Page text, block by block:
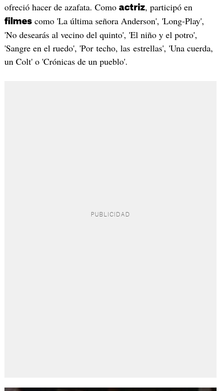
ofreció hacer de azafata. Como actriz, participó en
filmescomo 'La última señora Anderson', 'Long-Play',
'No desearás al vecino del quinto', 'El niño y el potro',
'Sangre en el ruedo', 'Por techo, las estrellas', 'Una cuerda,
un Colt' o 'Crónicas de un pueblo'.